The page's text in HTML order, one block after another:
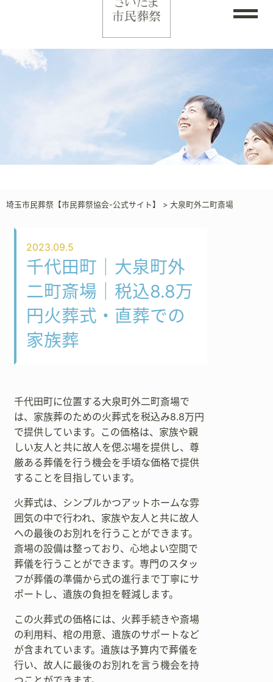
埼玉市民葬祭【市民葬祭協会-公式サイト】 > 大泉町外二町斎場
2023.09.5
千代田町｜大泉町外
二町斎場｜税込8.8万
円火葬式・直葬での
家族葬
千代田町に位置する大泉町外二町斎場で
は、家族葬のための火葬式を税込み8.8万円
で提供しています。この価格は、家族や親
しい友人と共に故人を偲ぶ場を提供し、尊
厳ある葬儀を行う機会を手頃な価格で提供
することを目指しています。
火葬式は、シンプルかつアットホームな雰
囲気の中で行われ、家族や友人と共に故人
への最後のお別れを行うことができます。
斎場の設備は整っており、心地よい空間で
葬儀を行うことができます。専門のスタッ
フが葬儀の準備から式の進行まで丁寧にサ
ポートし、遺族の負担を軽減します。
この火葬式の価格には、火葬手続きや斎場
の利用料、棺の用意、遺族のサポートなど
が含まれています。遺族は予算内で葬儀を
行い、故人に最後のお別れを言う機会を持